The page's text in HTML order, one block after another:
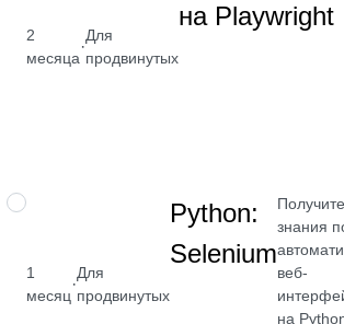
от 2 400
2
месяца
·
Для
продвинутых
на Playwright
от 2 400
НАВЫК
1
месяц
·
Для
продвинутых
Python:
Selenium
Получите
знания
веб-
на